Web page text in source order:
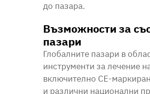
до пазара.
Възможности за
пазари
Глобалните пазари в
инструменти за лечение
включително CE-
и различни национални